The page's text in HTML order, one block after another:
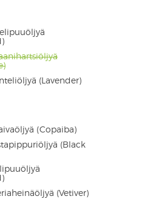
(Lavender)
(Copaiba)
(Black
(Vetiver)